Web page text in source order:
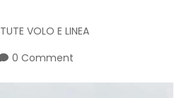
TUTE VOLO E LINEA
0 Comment